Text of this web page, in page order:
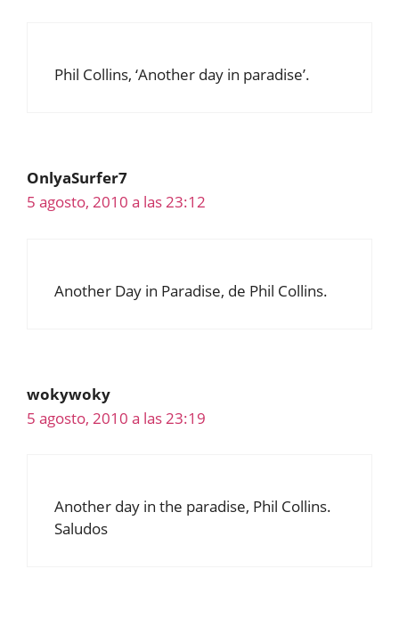
Phil Collins, ‘Another day in paradise’.
OnlyaSurfer7
5 agosto, 2010 a las 23:12
Another Day in Paradise, de Phil Collins.
wokywoky
5 agosto, 2010 a las 23:19
Another day in the paradise, Phil Collins.
Saludos